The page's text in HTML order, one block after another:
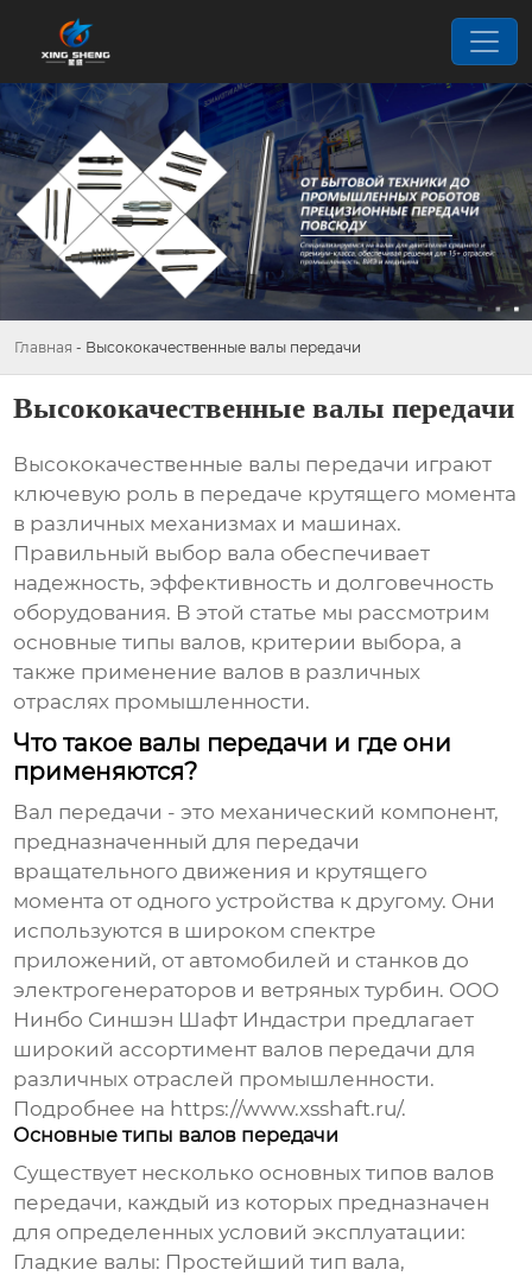
Главная - Высококачественные валы передачи
Высококачественные валы передачи
Высококачественные валы передачи играют
ключевую роль в передаче крутящего момента
в различных механизмах и машинах.
Правильный выбор вала обеспечивает
надежность, эффективность и долговечность
оборудования. В этой статье мы рассмотрим
основные типы валов, критерии выбора, а
также применение валов в различных
отраслях промышленности.
Что такое валы передачи и где они
применяются?
Вал передачи - это механический компонент,
предназначенный для передачи
вращательного движения и крутящего
момента от одного устройства к другому. Они
используются в широком спектре
приложений, от автомобилей и станков до
электрогенераторов и ветряных турбин. ООО
Нинбо Синшэн Шафт Индастри предлагает
широкий ассортимент валов передачи для
различных отраслей промышленности.
Подробнее на https://www.xsshaft.ru/.
Основные типы валов передачи
Существует несколько основных типов валов
передачи, каждый из которых предназначен
для определенных условий эксплуатации:
Гладкие валы: Простейший тип вала,